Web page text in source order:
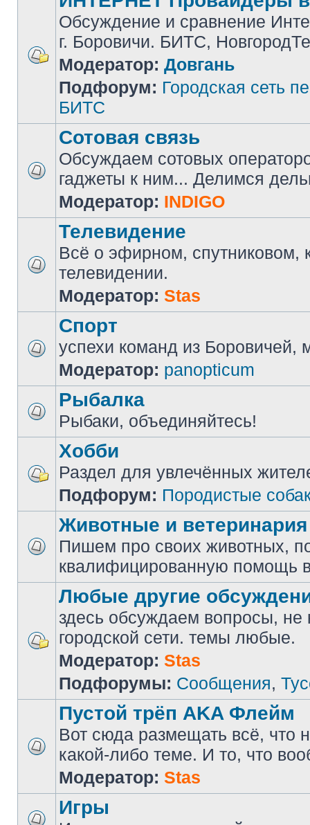
Обсуждение и сравнение
г. Боровичи. БИТС,
Модератор: Довгань
Подфорум: Городская сеть
БИТС
Сотовая связь
Обсуждаем сотовых
гаджеты к ним... Делимся
Модератор: INDIGO
Телевидение
Всё о эфирном, спутниковом,
телевидении.
Модератор: Stas
Спорт
успехи команд из Боровичей,
Модератор: panopticum
Рыбалка
Рыбаки, объединяйтесь!
Хобби
Раздел для увлечённых
Подфорум: Породистые
Животные и ветеринария
Пишем про своих животных,
квалифицированную помощь
Любые другие
здесь обсуждаем вопросы,
городской сети. темы любые.
Модератор: Stas
Подфорумы: Сообщения,
Пустой трёп AKA Флейм
Вот сюда размещать всё, что
какой-либо теме. И то, что
Модератор: Stas
Игры